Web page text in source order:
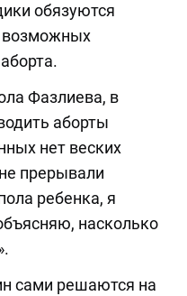
обязуются
Фазлиева, в
аборты
нет веских
прерывали
ребенка, я
насколько
сами решаются на